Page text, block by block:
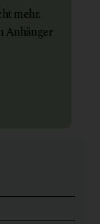
mehr.
Anhänger